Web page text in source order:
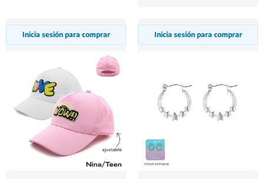
Inicia sesión para comprar Inicia sesión para comprar